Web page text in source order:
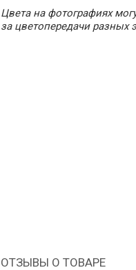
Цвета на фотографиях
за цветопередачи разных
ОТЗЫВЫ О ТОВАРЕ